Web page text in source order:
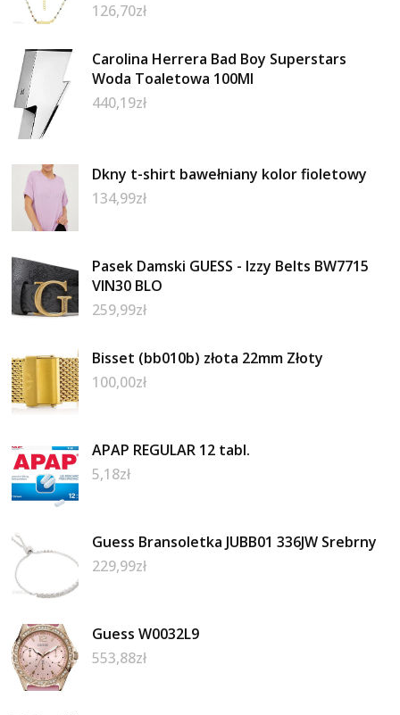
126,70zł
Carolina Herrera Bad Boy Superstars
Woda Toaletowa 100Ml
440,19zł
Dkny t-shirt bawełniany kolor fioletowy
134,99zł
Pasek Damski GUESS - Izzy Belts BW7715
VIN30 BLO
259,99zł
Bisset (bb010b) złota 22mm Złoty
100,00zł
APAP REGULAR 12 tabl.
5,18zł
Guess Bransoletka JUBB01 336JW Srebrny
229,99zł
Guess W0032L9
553,88zł